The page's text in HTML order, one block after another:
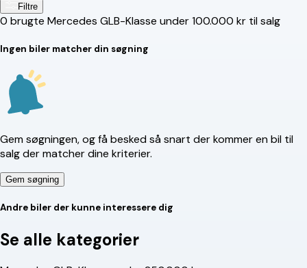
Filtre
0 brugte Mercedes GLB-Klasse under 100.000 kr til salg
Ingen biler matcher din søgning
Gem søgningen, og få besked så snart der kommer en bil til
salg der matcher dine kriterier.
Gem søgning
Andre biler der kunne interessere dig
Se alle kategorier